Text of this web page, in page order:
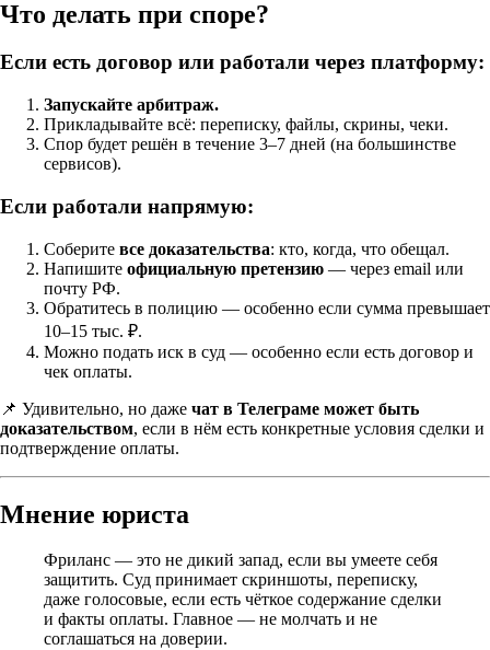
Что делать при споре?
Если есть договор или работали через платформу:
Запускайте арбитраж.
Прикладывайте всё: переписку, файлы, скрины, чеки.
Спор будет решён в течение 3–7 дней (на большинстве
сервисов).
Если работали напрямую:
Соберите все доказательства: кто, когда, что обещал.
Напишите официальную претензию — через email или
почту РФ.
Обратитесь в полицию — особенно если сумма превышает
10–15 тыс. ₽.
Можно подать иск в суд — особенно если есть договор и
чек оплаты.
📌 Удивительно, но даже чат в Телеграме может быть
доказательством, если в нём есть конкретные условия сделки и
подтверждение оплаты.
Мнение юриста
Фриланс — это не дикий запад, если вы умеете себя
защитить. Суд принимает скриншоты, переписку,
даже голосовые, если есть чёткое содержание сделки
и факты оплаты. Главное — не молчать и не
соглашаться на доверии.